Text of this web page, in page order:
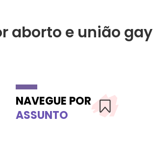
aborto e união gay
NAVEGUE POR
ASSUNTO